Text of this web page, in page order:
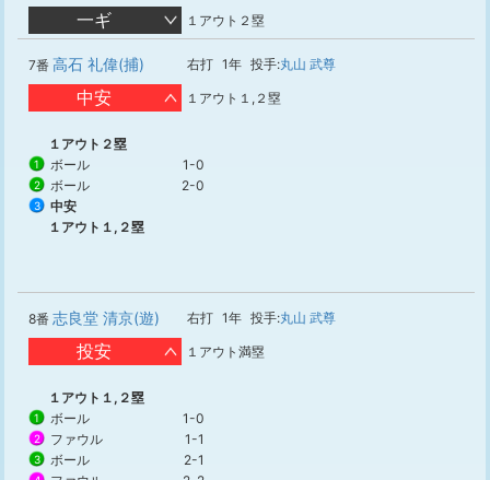
一ギ １アウト２塁
7番 高石 礼偉(捕) 右打 1年 投手:丸山 武尊
中安 １アウト１,２塁
１アウト２塁
1 ボール 1-0
2 ボール 2-0
3
中安
１アウト１,２塁
8番 志良堂 清京(遊) 右打 1年 投手:丸山 武尊
投安 １アウト満塁
１アウト１,２塁
1 ボール 1-0
2 ファウル 1-1
3 ボール 2-1